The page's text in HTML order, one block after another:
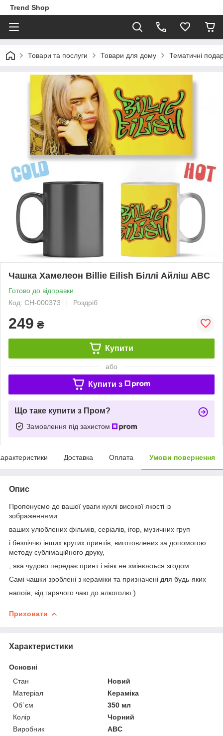
Trend Shop
Товари та послуги Товари для дому Тематичні
Чашка Хамелеон Billie Eilish Біллі Айліш ABC
Готово до відправки
Код: СH-000373
Роздріб
249 ₴
Купити
або
Купити з
Що таке купити з Пром?
Замовлення під захистом
Доставка Оплата Умови повернення
Опис
Пропонуємо до вашої уваги кухлі високої якості із
зображеннями
ваших улюблених фільмів, серіалів, ігор, музичних груп
і безліччю інших крутих принтів, виготовлених за допомогою
методу сублімаційного друку,
, яка чудово передає принт і ніяк не змінюється згодом.
Самі чашки зроблені з кераміки та призначені для будь-яких
напоїв, від гарячого чаю до алкоголю:)
Приховати
Характеристики
Основні
Стан
Новий
Матеріал
Кераміка
Об`єм
350 мл
Колір
Чорний
Виробник
ABC